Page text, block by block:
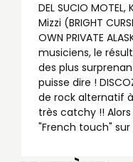
DEL SUCIO
Mizzi (BRIGHT
OWN PRIVATE
musiciens, le
des plus
puisse dire !
de rock alternatif
très catchy !!
"French touch"